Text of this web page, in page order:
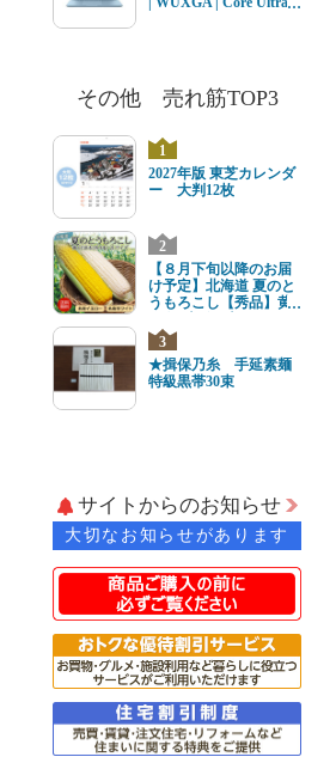
その他 売れ筋TOP3
1
2027年版 東芝カレンダ
ー 大判12枚
2
【８月下旬以降のお届
け予定】北海道 夏のと
うもろこし【秀品】黄
ズ3
★揖保乃糸 手延素麺
特級黒帯30束
サイトからのお知らせ
大切なお知らせがあります